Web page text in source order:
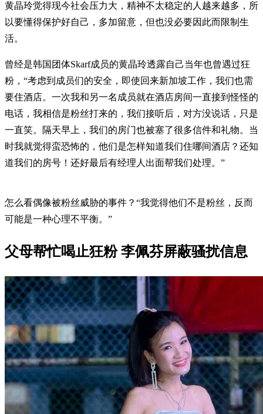
黄晶玲觉得现今社会压力大，精神不太稳定的人越来越多，所
以要懂得保护好自己，多加留意，但也没必要因此而限制生
活。
曾经是韩国团体Skarf成员的黄晶玲透露自己当年也曾遇过狂
粉，“考虑到成员们的安全，即使回来新加坡工作，我们也需
要住酒店。一次我和另一名成员就在酒店房间一直接到怪怪的
电话，我相信是粉丝打来的，我们接听后，对方没说话，只是
一直笑。隔天早上，我们的房门也被塞了很多信件和礼物。当
时我就觉得蛮恐怖的，他们是怎样知道我们住哪间酒店？还知
道我们的房号！还好最后有经理人出面帮我们处理。”
怎么看偶像被粉丝威胁的事件？“我觉得他们不是粉丝，反而
可能是一种心理不平衡。”
父母帮忙喝止狂粉 李佩芬屏蔽骚扰信息